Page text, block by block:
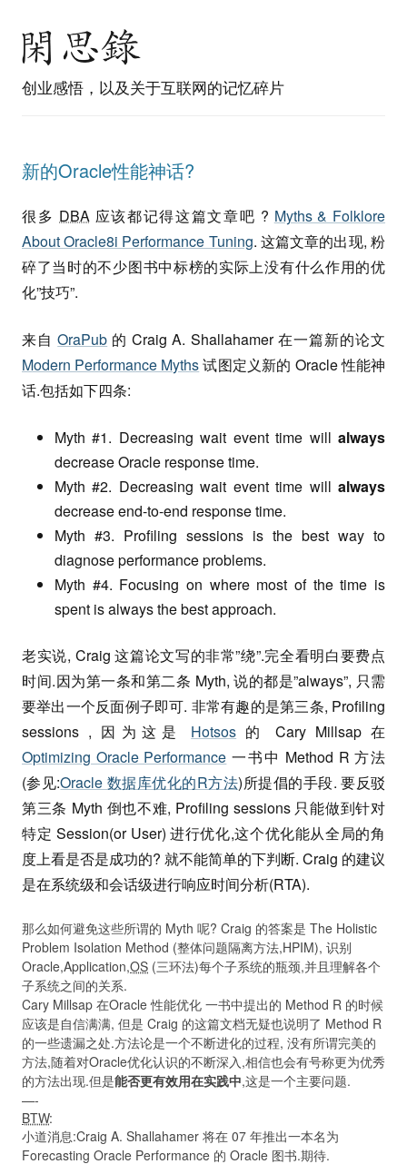
创业感悟，以及关于互联网的记忆碎片
新的Oracle性能神话?
很多 DBA 应该都记得这篇文章吧 ? Myths & Folklore
About Oracle8i Performance Tuning. 这篇文章的出现, 粉
碎了当时的不少图书中标榜的实际上没有什么作用的优
化”技巧”.
来自OraPub 的 Craig A. Shallahamer 在一篇新的论文
Modern Performance Myths试图定义新的 Oracle 性能神
话.包括如下四条:
Myth #1. Decreasing wait event time will always
decrease Oracle response time.
Myth #2. Decreasing wait event time will always
decrease end-to-end response time.
Myth #3. Profiling sessions is the best way to
diagnose performance problems.
Myth #4. Focusing on where most of the time is
spent is always the best approach.
老实说, Craig 这篇论文写的非常”绕”.完全看明白要费点
时间.因为第一条和第二条 Myth, 说的都是”always”, 只需
要举出一个反面例子即可. 非常有趣的是第三条, Profiling
sessions , 因为这是 Hotsos 的 Cary Millsap 在
Optimizing Oracle Performance 一书中 Method R 方法
(参见:Oracle 数据库优化的R方法)所提倡的手段. 要反驳
第三条 Myth 倒也不难, Profiling sessions 只能做到针对
特定 Session(or User) 进行优化,这个优化能从全局的角
度上看是否是成功的? 就不能简单的下判断. Craig 的建议
是在系统级和会话级进行响应时间分析(RTA).
那么如何避免这些所谓的 Myth 呢? Craig 的答案是 The Holistic
Problem Isolation Method (整体问题隔离方法,HPIM), 识别
Oracle,Application,OS (三环法)每个子系统的瓶颈,并且理解各个
子系统之间的关系.
Cary Millsap 在Oracle 性能优化 一书中提出的 Method R 的时候
应该是自信满满, 但是 Craig 的这篇文档无疑也说明了 Method R
的一些遗漏之处.方法论是一个不断进化的过程, 没有所谓完美的
方法,随着对Oracle优化认识的不断深入,相信也会有号称更为优秀
的方法出现.但是能否更有效用在实践中,这是一个主要问题.
—-
BTW:
小道消息:Craig A. Shallahamer 将在 07 年推出一本名为
Forecasting Oracle Performance 的 Oracle 图书.期待.